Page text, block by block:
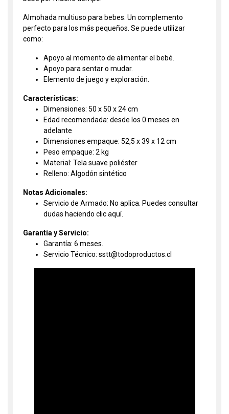
Almohada multiuso para bebes. Un complemento
perfecto para los más pequeños. Se puede utilizar
como:
Apoyo al momento de alimentar el bebé.
Apoyo para sentar o mudar.
Elemento de juego y exploración.
Características:
Dimensiones: 50 x 50 x 24 cm
Edad recomendada: desde los 0 meses en
adelante
Dimensiones empaque: 52,5 x 39 x 12 cm
Peso empaque: 2 kg
Material: Tela suave poliéster
Relleno: Algodón sintético
Notas Adicionales:
Servicio de Armado: No aplica. Puedes consultar
dudas haciendo clicaquí.
Garantía y Servicio:
Garantía: 6 meses.
Servicio Técnico: sstt@todoproductos.cl